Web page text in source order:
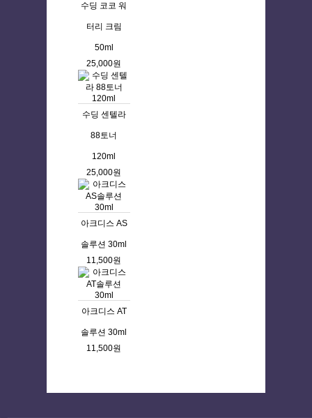
수딩 코코 워
터리 크림
50ml
25,000원
수딩 센텔라
88토너
120ml
25,000원
아크디스 AS
솔루션 30ml
11,500원
아크디스 AT
솔루션 30ml
11,500원